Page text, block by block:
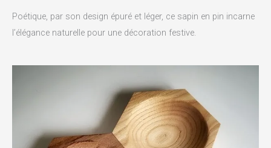
Poétique, par son design épuré et léger, ce sapin en pin incarne
l’élégance naturelle pour une décoration festive.